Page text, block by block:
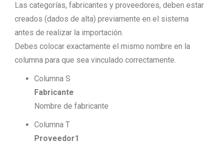
Las categorías, fabricantes y proveedores, deben estar
creados (dados de alta) previamente en el sistema
antes de realizar la importación.
Debes colocar exactamente el mismo nombre en la
columna para que sea vinculado correctamente.
Columna S
Fabricante
Nombre de fabricante
Columna T
Proveedor1